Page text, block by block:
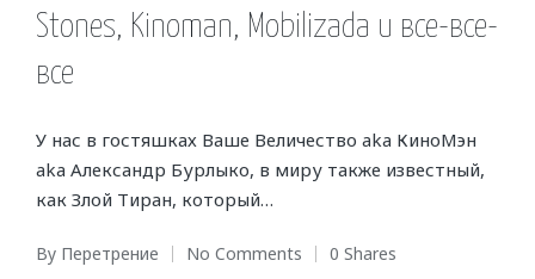
Stones, Kinoman, Mobilizada и все-все-
все
У нас в гостяшках Ваше Величество aka КиноМэн
aka Александр Бурлыко, в миру также известный,
как Злой Тиран, который…
Posted
By Перетрение No Comments 0 Shares